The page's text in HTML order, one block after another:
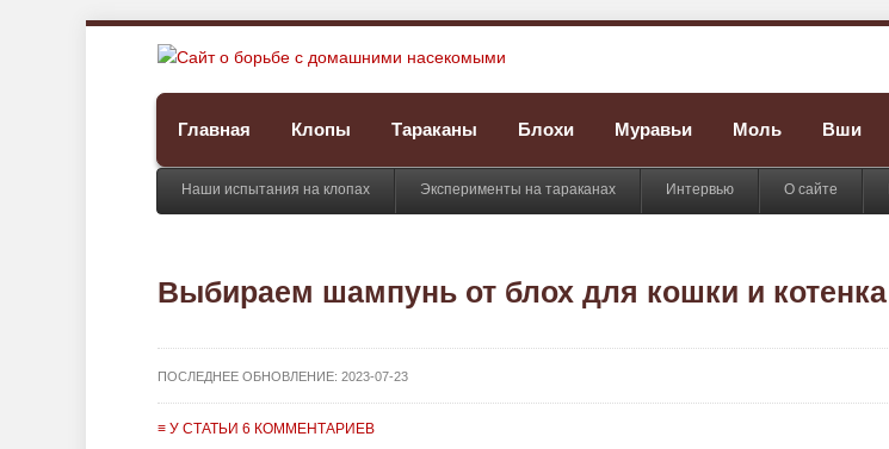
Главная Клопы Тараканы Блохи Муравьи Моль Вши
Наши испытания на клопах Эксперименты на тараканах Интервью О сайте
Выбираем шампунь от блох для кошки и котенка
ПОСЛЕДНЕЕ ОБНОВЛЕНИЕ: 2023-07-23
≡ У СТАТЬИ 6 КОММЕНТАРИЕВ